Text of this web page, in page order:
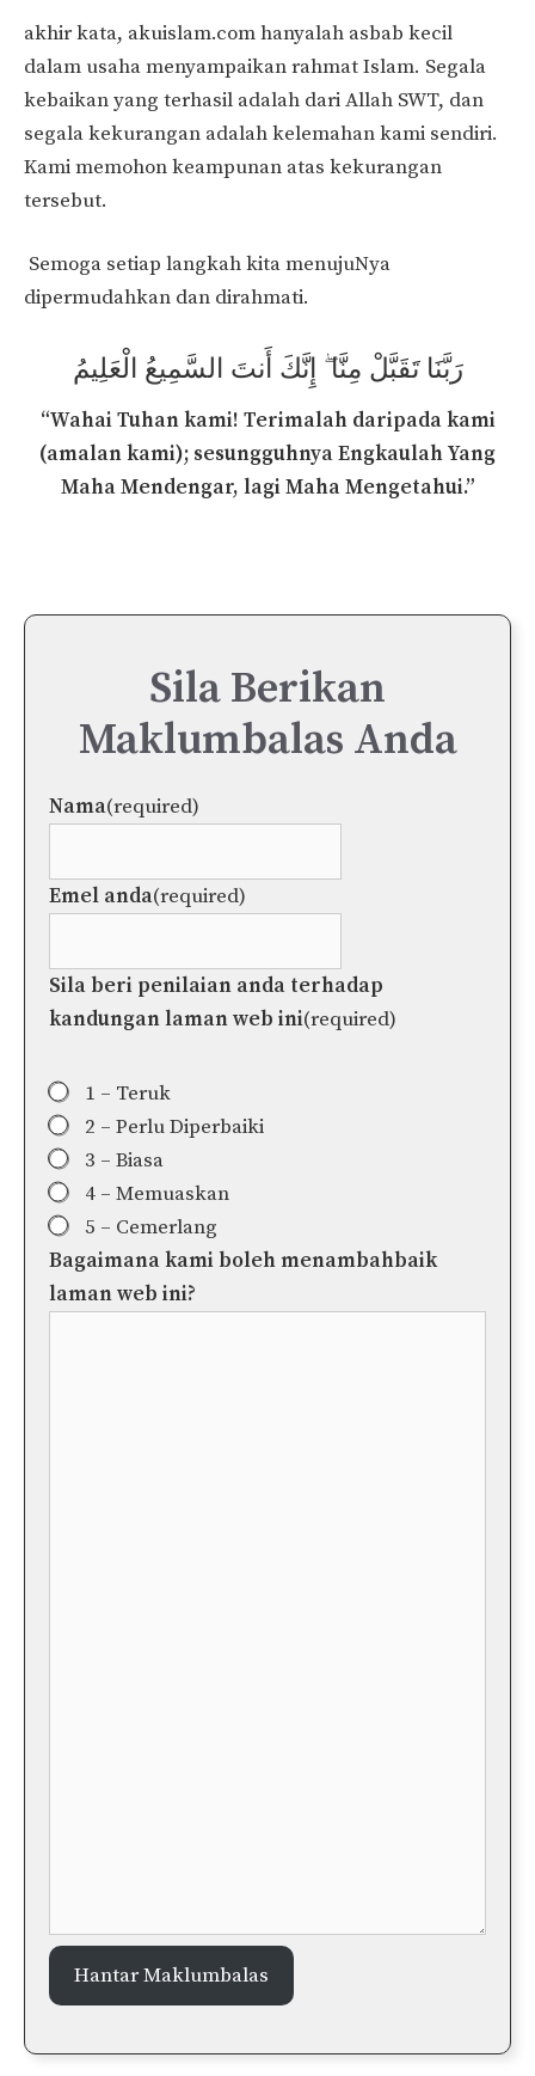
akhir kata, akuislam.com hanyalah asbab kecil
dalam usaha menyampaikan rahmat Islam. Segala
kebaikan yang terhasil adalah dari Allah SWT, dan
segala kekurangan adalah kelemahan kami sendiri.
Kami memohon keampunan atas kekurangan
tersebut.
Semoga setiap langkah kita menujuNya
dipermudahkan dan dirahmati.
رَبَّنَا تَقَبَّلْ مِنَّا ۖ إِنَّكَ أَنتَ السَّمِيعُ الْعَلِيمُ
“Wahai Tuhan kami! Terimalah daripada kami
(amalan kami); sesungguhnya Engkaulah Yang
Maha Mendengar, lagi Maha Mengetahui.”
Sila Berikan
Maklumbalas Anda
Nama(required)
Emel anda(required)
Sila beri penilaian anda terhadap
kandungan laman web ini(required)
1 – Teruk
2 – Perlu Diperbaiki
3 – Biasa
4 – Memuaskan
5 – Cemerlang
Bagaimana kami boleh menambahbaik
laman web ini?
Hantar Maklumbalas